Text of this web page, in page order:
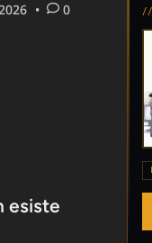
• 0
esiste